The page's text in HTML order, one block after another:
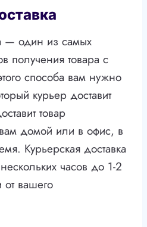
— один из самых
получения товара с
способа вам нужно
курьер доставит
товар
домой или в офис, в
Курьерская доставка
часов до 1-2
вашего